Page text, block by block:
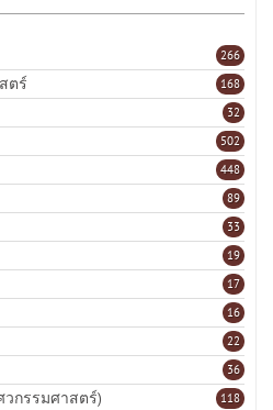
266
168
ตร์
32
502
448
89
33
19
17
16
22
36
118
กรรมศาสตร์)